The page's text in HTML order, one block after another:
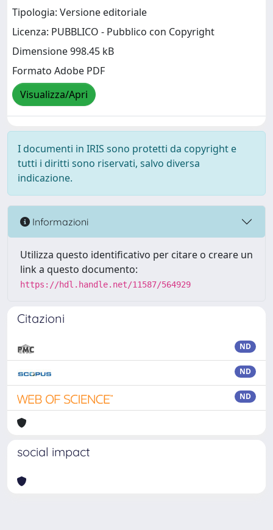
Tipologia: Versione editoriale
Licenza: PUBBLICO - Pubblico con Copyright
Dimensione 998.45 kB
Formato Adobe PDF
Visualizza/Apri
I documenti in IRIS sono protetti da copyright e
tutti i diritti sono riservati, salvo diversa
indicazione.
Informazioni
Utilizza questo identificativo per citare o creare un
link a questo documento:
https://hdl.handle.net/11587/564929
Citazioni
ND
ND
ND
social impact